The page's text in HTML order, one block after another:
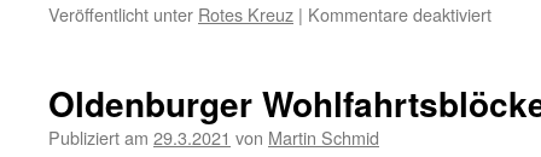
Veröffentlicht unter Rotes Kreuz | Kommentare deaktiviert
Oldenburger
Publiziert am 29.3.2021 von Martin Schmid